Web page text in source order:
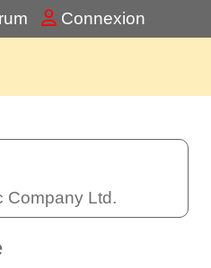
Connexion
Company Ltd.